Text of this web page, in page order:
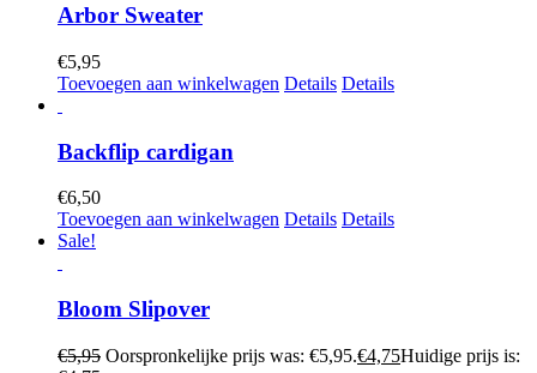
Arbor Sweater
€5,95
Toevoegen aan winkelwagen Details Details
Backflip cardigan
€6,50
Toevoegen aan winkelwagen Details Details
Sale!
Bloom Slipover
€5,95 Oorspronkelijke prijs was: €5,95.€4,75Huidige prijs is: